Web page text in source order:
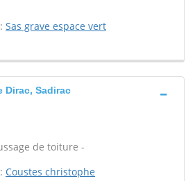
Sas grave espace vert
Dirac, Sadirac
de toiture -
Coustes christophe